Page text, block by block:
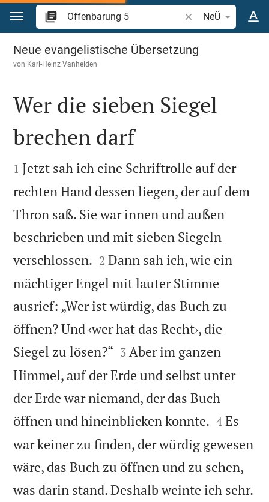
Zum Inhalt springen
Bibelstelle oder
NeÜ
Offenbarung 5
Neue evangelistische Übersetzung
von Karl-Heinz Vanheiden

Wer die sieben Siegel
brechen darf

1 Jetzt sah ich eine Schriftrolle auf der
rechten Hand dessen liegen, der auf dem
Thron saß. Sie war innen und außen
beschrieben und mit sieben Siegeln
verschlossen. 

2 Dann sah ich, wie ein
mächtiger Engel mit lauter Stimme
ausrief: „Wer ist würdig, das Buch zu
öffnen? Und ‹wer hat das Recht›, die
Siegel zu lösen?“ 

3 Aber im ganzen
Himmel, auf der Erde und selbst unter
der Erde war niemand, der das Buch
öffnen und hineinblicken konnte. 

4 Es
war keiner zu finden, der würdig gewesen
wäre, das Buch zu öffnen und zu sehen,
was darin stand. Deshalb weinte ich sehr.